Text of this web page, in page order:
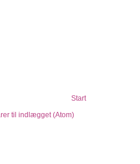
Start
til indlægget (Atom)